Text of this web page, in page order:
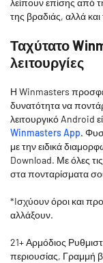
λείπουν επίσης από
της βραδιάς, αλλά
Ταχύτατο
λειτουργίες
Η Winmasters
δυνατότητα να
λειτουργικό Android
Winmasters App.
με την ειδικά
Download. Με όλες
στα πονταρίσματα
*Iσχύουν όροι και
αλλάξουν.
21+ Αρμόδιος
περιουσίας, Γραμμή